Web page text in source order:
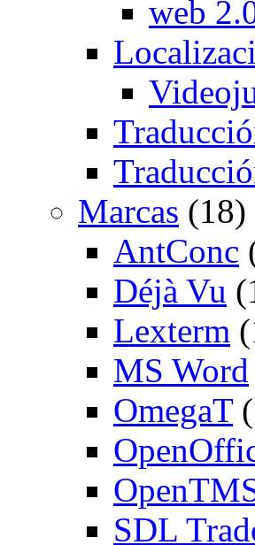
web
Marcas (18)
AntConc
Déjà Vu
Lexterm
MS Word
OmegaT
SDL